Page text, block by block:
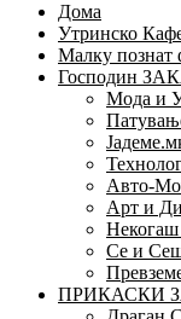
Дома
Утринско
Малку познат
Господин
Мода и
Авто-
Арт и
Се и
ПРИКАСКИ